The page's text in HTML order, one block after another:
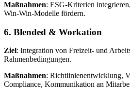
Maßnahmen: ESG-Kriterien
Win-Win-Modelle fördern.
6. Blended & Workation
Ziel: Integration von Freizeit- und
Rahmenbedingungen.
Maßnahmen: Richtlinienentwicklung,
Compliance, Kommunikation an